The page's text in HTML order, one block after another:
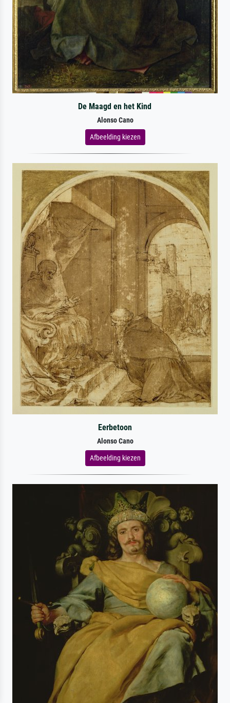
De Maagd en het Kind
Alonso Cano
Afbeelding kiezen
Eerbetoon
Alonso Cano
Afbeelding kiezen